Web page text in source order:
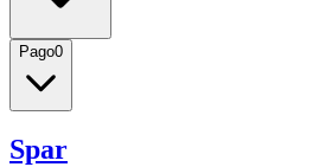
Pago0
Spar